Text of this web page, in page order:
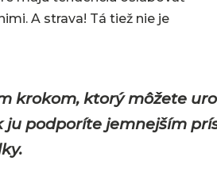
A strava! Tá tiež nie je
krokom, ktorý môžete
ju podporíte jemnejším